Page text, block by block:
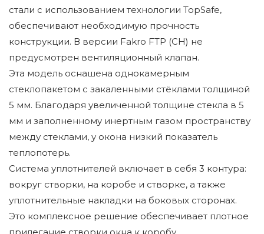
стали с использованием технологии TopSafe,
обеспечивают необходимую прочность
конструкции. В версии Fakro FTP (CH) не
предусмотрен вентиляционный клапан.
Эта модель оснашена однокамерным
стеклопакетом с закаленными стёклами толщиной
5 мм. Благодаря увеличенной толщине стекла в 5
мм и заполненному инертным газом пространству
между стеклами, у окона низкий показатель
теплопотерь.
Система уплотнителей включает в себя 3 контура:
вокруг створки, на коробе и створке, а также
уплотнительные накладки на боковых сторонах.
Это комплексное решение обеспечивает плотное
прилегание створки окна к коробу.